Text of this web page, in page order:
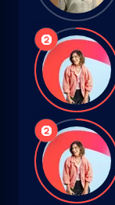
Radio
2
Radio
2